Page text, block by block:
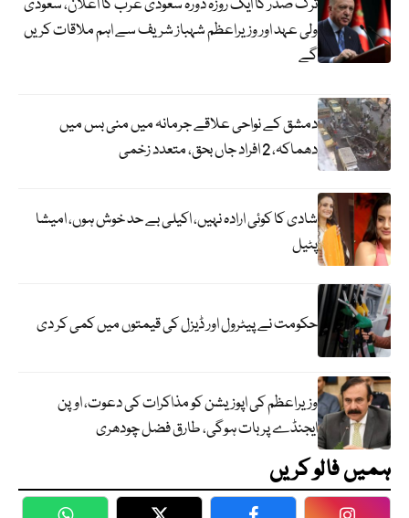
ترک صدر کا ایک روزہ دورہ سعودی عرب کا اعلان، سعودی
ولی عہد اور وزیراعظم شہباز شریف سے اہم ملاقات کریں
گے
دمشق کے نواحی علاقے جرمانہ میں منی بس میں
دھماکہ، 2 افراد جاں بحق، متعدد زخمی
شادی کا کوئی ارادہ نہیں، اکیلی بے حد خوش ہوں، امیشا
پٹیل
حکومت نے پیٹرول اور ڈیزل کی قیمتوں میں کمی کر دی
وزیراعظم کی اپوزیشن کو مذاکرات کی دعوت، اوپن
ایجنڈے پر بات ہوگی، طارق فضل چودھری
ہمیں فالو کریں